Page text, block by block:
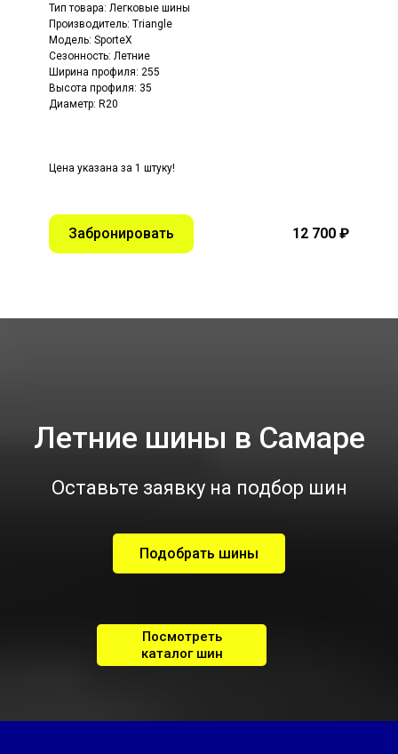
Тип товара: Легковые шины
Производитель: Triangle
Модель: SporteX
Сезонность: Летние
Ширина профиля: 255
Высота профиля: 35
Диаметр: R20
Цена указана за 1 штуку!
Забронировать 12 700 ₽
Летние шины в Самаре
Оставьте заявку на подбор шин
Подобрать шины
Посмотреть
каталог шин